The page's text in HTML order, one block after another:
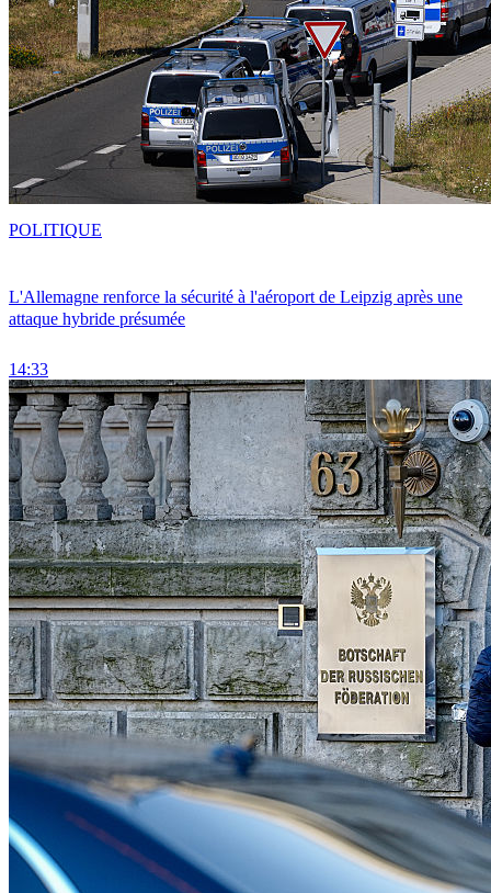
L'Allemagne renforce la sécurité à l'aéroport de Leipzig après une
attaque hybride présumée
14:33
POLITIQUE